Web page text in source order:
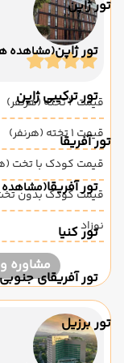
تور ژاپن
تور ژاپن(مشاهده
تور ترکیبی ژاپن
تور آفریقا
تور آفریقا
تور کنیا
تور آفریقای جنوبی
تور برزیل
قیمت 2 تخته (هرنفر)
قیمت 1 تخته (هرنفر)
قیمت کودک با تخت
قیمت کودک بدون
نوزاد
مشاوره و